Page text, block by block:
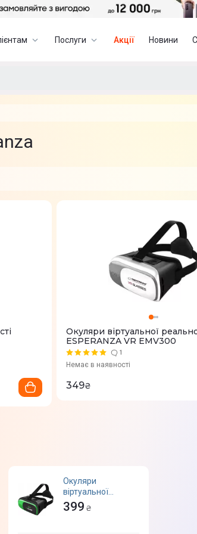
Послуги Акції Новини
Окуляри віртуальної
ESPERANZA VR EMV300
1
Немає в наявності
349₴
Окуляри
віртуальної
реальності
ESPERANZA VR
399 ₴